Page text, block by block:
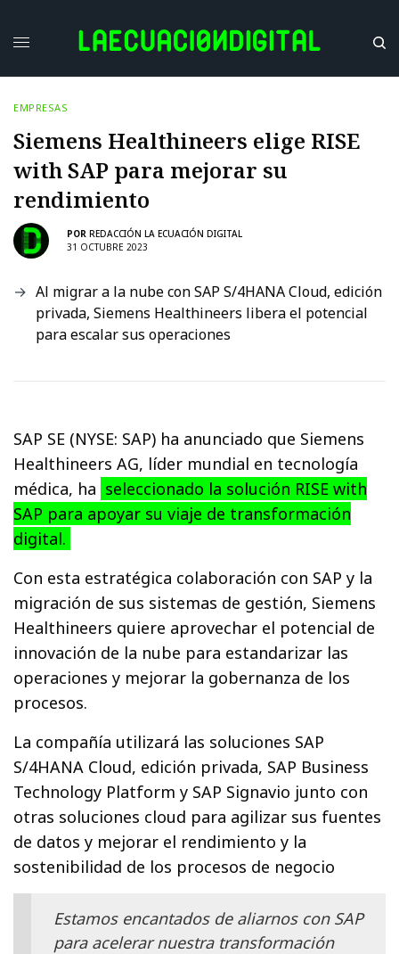
EMPRESAS
Siemens Healthineers elige RISE
with SAP para mejorar su
rendimiento
POR REDACCIÓN LA ECUACIÓN DIGITAL
31 OCTUBRE 2023
Al migrar a la nube con SAP S/4HANA Cloud, edición
privada, Siemens Healthineers libera el potencial
para escalar sus operaciones
SAP SE (NYSE: SAP) ha anunciado que Siemens
Healthineers AG, líder mundial en tecnología
médica, ha seleccionado la solución RISE with
SAP para apoyar su viaje de transformación
digital.
Con esta estratégica colaboración con SAP y la
migración de sus sistemas de gestión, Siemens
Healthineers quiere aprovechar el potencial de
innovación de la nube para estandarizar las
operaciones y mejorar la gobernanza de los
procesos.
La compañía utilizará las soluciones SAP
S/4HANA Cloud, edición privada, SAP Business
Technology Platform y SAP Signavio junto con
otras soluciones cloud para agilizar sus fuentes
de datos y mejorar el rendimiento y la
sostenibilidad de los procesos de negocio
Estamos encantados de aliarnos con SAP
para acelerar nuestra transformación